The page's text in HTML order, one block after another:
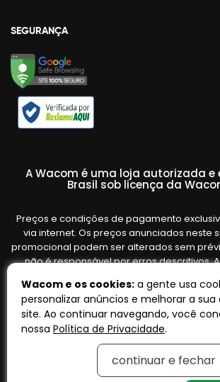
SEGURANÇA
A Wacom é uma loja autorizada e
Brasil sob licença da
Preços e condições de pagamento
via internet. Os preços anunciados neste
promocional podem ser alterados sem
não é responsável por erros descritivos.
variar de acordo com o fornecedor/lote do
válidas até o término de nossos estoques.
análise e confirmação de
Wacom e os cookies: a gente usa
personalizar anúncios e melhorar a sua
site. Ao continuar navegando, você
nossa Política de Privacidade.
continuar e fechar